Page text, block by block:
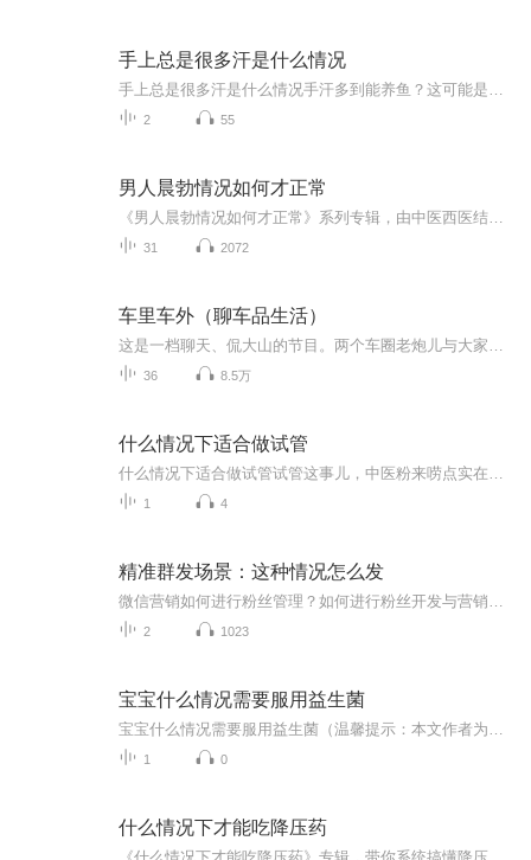
手上总是很多汗是什么情况
2 55
男人晨勃情况如何才正常
31 2072
车里车外（聊车品生活）
36 8.5万
什么情况下适合做试管
1 4
精准群发场景：这种情况怎么发
2 1023
宝宝什么情况需要服用益生菌
1 0
什么情况下才能吃降压药